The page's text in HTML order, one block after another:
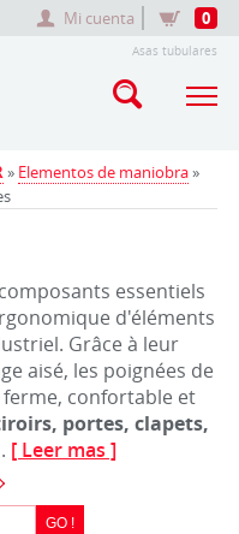
Mi cuenta 0
Asas tubulares
» Elementos de maniobra»
essentiels
d'éléments
Grâce à leur
aisé, les poignées de
confortable et
portes, clapets,
[ Leer mas ]
GO !